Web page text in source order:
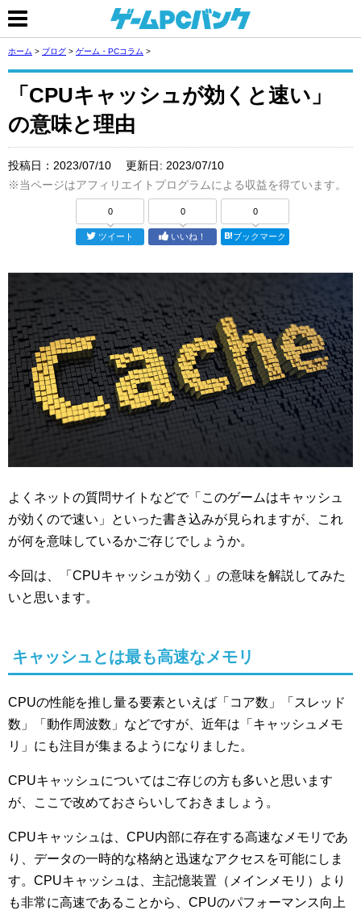
ホーム > ブログ > ゲーム・PCコラム >
「CPUキャッシュが効くと速い」
の意味と理由
投稿日： 2023/07/10 更新日: 2023/07/10
※当ページはアフィリエイトプログラムによる収益を得ています。
0
ツイート
0
いいね！
0
ブックマーク
よくネットの質問サイトなどで「このゲームはキャッシュ
が効くので速い」といった書き込みが見られますが、これ
が何を意味しているかご存じでしょうか。
今回は、「CPUキャッシュが効く」の意味を解説してみた
いと思います。
キャッシュとは最も高速なメモリ
CPUの性能を推し量る要素といえば「コア数」「スレッド
数」「動作周波数」などですが、近年は「キャッシュメモ
リ」にも注目が集まるようになりました。
CPUキャッシュについてはご存じの方も多いと思います
が、ここで改めておさらいしておきましょう。
CPUキャッシュは、CPU内部に存在する高速なメモリであ
り、データの一時的な格納と迅速なアクセスを可能にしま
す。CPUキャッシュは、主記憶装置（メインメモリ）より
も非常に高速であることから、CPUのパフォーマンス向上